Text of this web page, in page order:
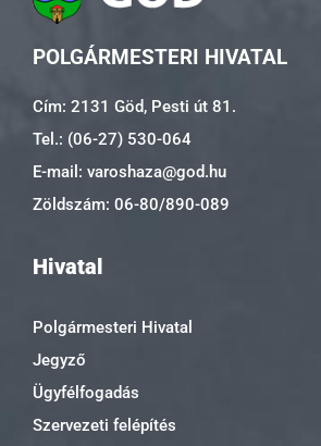
POLGÁRMESTERI HIVATAL
Cím: 2131 Göd, Pesti út 81.
Tel.: (06-27) 530-064
E-mail: varoshaza@god.hu
Zöldszám: 06-80/890-089
Hivatal
Polgármesteri Hivatal
Jegyző
Ügyfélfogadás
Szervezeti felépítés